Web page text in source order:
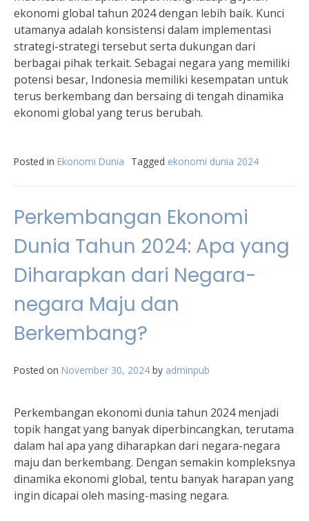
ekonomi global tahun 2024 dengan lebih baik. Kunci
utamanya adalah konsistensi dalam implementasi
strategi-strategi tersebut serta dukungan dari
berbagai pihak terkait. Sebagai negara yang memiliki
potensi besar, Indonesia memiliki kesempatan untuk
terus berkembang dan bersaing di tengah dinamika
ekonomi global yang terus berubah.
Posted in Ekonomi Dunia Tagged ekonomi dunia 2024
Perkembangan Ekonomi
Dunia Tahun 2024: Apa yang
Diharapkan dari Negara-
negara Maju dan
Berkembang?
Posted on November 30, 2024 by adminpub
Perkembangan ekonomi dunia tahun 2024 menjadi
topik hangat yang banyak diperbincangkan, terutama
dalam hal apa yang diharapkan dari negara-negara
maju dan berkembang. Dengan semakin kompleksnya
dinamika ekonomi global, tentu banyak harapan yang
ingin dicapai oleh masing-masing negara.